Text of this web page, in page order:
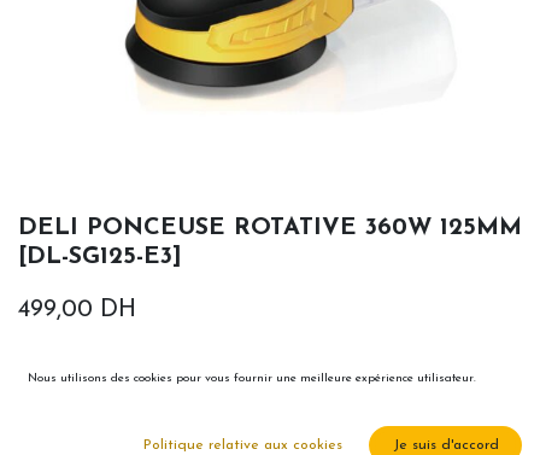
DELI PONCEUSE ROTATIVE 360W 125MM
[DL-SG125-E3]
499,00 DH
Nous utilisons des cookies pour vous fournir une meilleure expérience utilisateur.
Politique relative aux cookies Je suis d'accord